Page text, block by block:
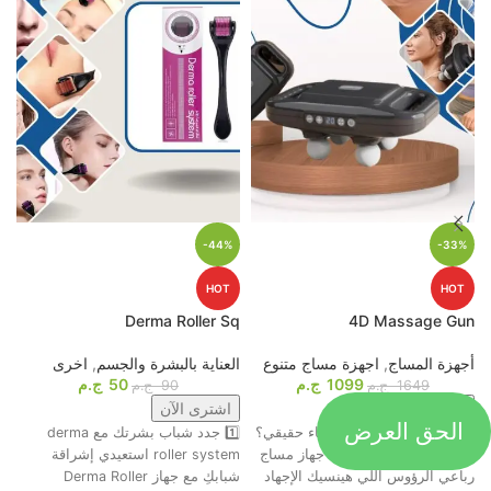
-33%
HOT
4D Massage Gun
أجهزة المساج, اجهزة مساج متنوع
1649 ج.م 1099 ج.م
جاهز تحول التعب لاسترخاء حقيقي؟
😍💆‍♂️ وأخيرًا، وصل أقوى جهاز مساج
رباعي الرؤوس اللي هينسيك الإجهاد
-44%
HOT
Derma Roller Sq
العناية بالبشرة والجسم, اخرى
90 ج.م 50 ج.م
اشترى الآن
1️⃣ جدد شباب بشرتك مع derma
roller system استعيدي إشراقة
شبابكِ مع جهاز Derma Roller
الحق العرض